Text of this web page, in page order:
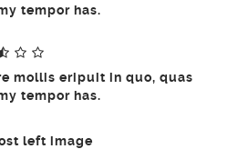
tempor has.
mollis eripuit in quo, quas
tempor has.
left image